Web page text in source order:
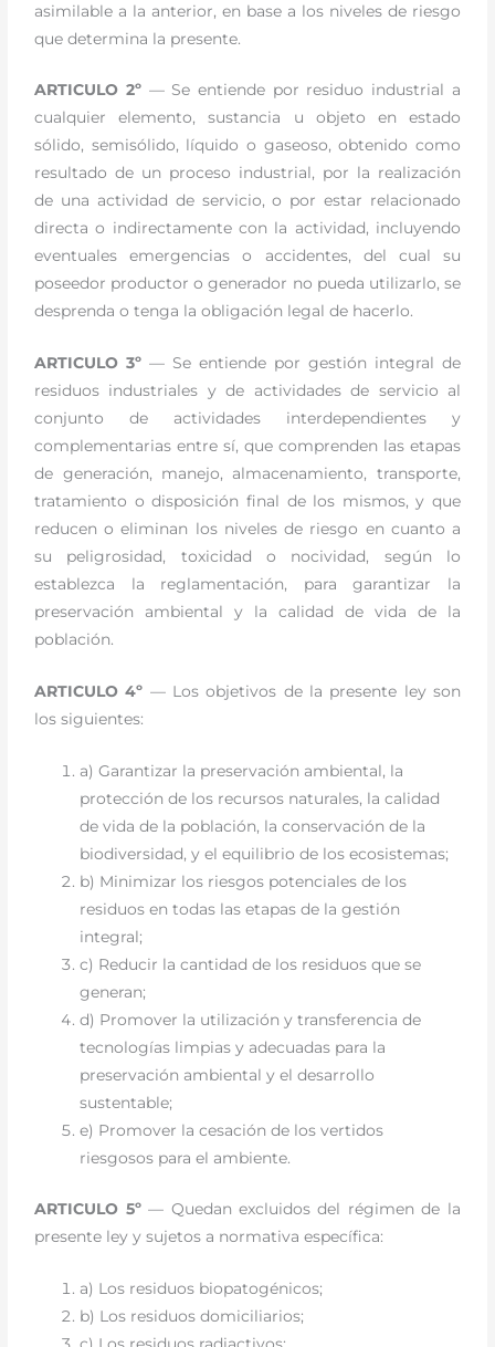
asimilable a la anterior, en base a los niveles de riesgo
que determina la presente.
ARTICULO 2º — Se entiende por residuo industrial a
cualquier elemento, sustancia u objeto en estado
sólido, semisólido, líquido o gaseoso, obtenido como
resultado de un proceso industrial, por la realización
de una actividad de servicio, o por estar relacionado
directa o indirectamente con la actividad, incluyendo
eventuales emergencias o accidentes, del cual su
poseedor productor o generador no pueda utilizarlo, se
desprenda o tenga la obligación legal de hacerlo.
ARTICULO 3º— Se entiende por gestión integral de
residuos industriales y de actividades de servicio al
conjunto de actividades interdependientes y
complementarias entre sí, que comprenden las etapas
de generación, manejo, almacenamiento, transporte,
tratamiento o disposición final de los mismos, y que
reducen o eliminan los niveles de riesgo en cuanto a
su peligrosidad, toxicidad o nocividad, según lo
establezca la reglamentación, para garantizar la
preservación ambiental y la calidad de vida de la
población.
ARTICULO 4º — Los objetivos de la presente ley son
los siguientes:
a) Garantizar la preservación ambiental, la
protección de los recursos naturales, la calidad
de vida de la población, la conservación de la
biodiversidad, y el equilibrio de los ecosistemas;
b) Minimizar los riesgos potenciales de los
residuos en todas las etapas de la gestión
integral;
c) Reducir la cantidad de los residuos que se
generan;
d) Promover la utilización y transferencia de
tecnologías limpias y adecuadas para la
preservación ambiental y el desarrollo
sustentable;
e) Promover la cesación de los vertidos
riesgosos para el ambiente.
ARTICULO 5º— Quedan excluidos del régimen de la
presente ley y sujetos a normativa específica:
a) Los residuos biopatogénicos;
b) Los residuos domiciliarios;
c) Los residuos radiactivos;